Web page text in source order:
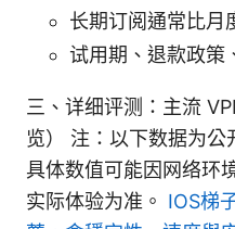
长期订阅通常比月
试用期、退款政策
三、详细评测：主流
览） 注：以下数据为公
具体数值可能因网络环
实际体验为准。 IOS梯